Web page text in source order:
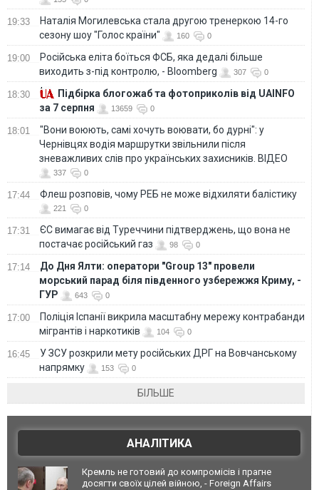
19:33
Наталія Могилевська стала другою тренеркою 14-го
сезону шоу "Голос країни"
160 0
19:00
Російська еліта боїться ФСБ, яка дедалі більше
виходить з-під контролю, - Bloomberg
307 0
18:30
Підбірка блогожаб та фотоприколів від UAINFO
за 7 серпня
13659 0
18:01
"Вони воюють, самі хочуть воювати, бо дурні": у
Чернівцях водія маршрутки звільнили після
зневажливих слів про українських захисників. ВІДЕО
337 0
17:44 Флеш розповів, чому РЕБ не може відхиляти балістику
221 0
17:31
ЄС вимагає від Туреччини підтверджень, що вона не
постачає російський газ
98 0
17:14
До Дня Ялти: оператори "Group 13" провели
морський парад біля південного узбережжя Криму, -
ГУР
643 0
17:00
Поліція Іспанії викрила масштабну мережу контрабанди
мігрантів і наркотиків
104 0
16:45
У ЗСУ розкрили мету російських ДРГ на Вовчанському
напрямку
153 0
БІЛЬШЕ
АНАЛІТИКА
Кремль не готовий до компромісів і прагне
досягти своїх цілей війною, - Foreign Affairs